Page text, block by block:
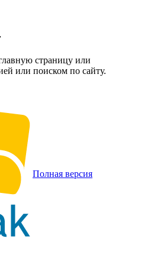
страницу или
или поиском по сайту.
Полная версия